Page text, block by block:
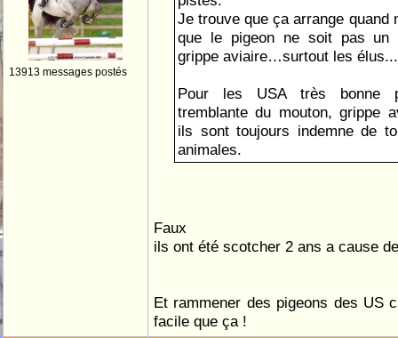
13913 messages postés
Je trouve que ça arrange quand
que le pigeon ne soit pas un
grippe aviaire…surtout les
Pour les USA très bonne
tremblante du mouton, grippe
ils sont toujours indemne de
animales.
Faux
ils ont été scotcher 2 ans a cause
Et rammener des pigeons des US
facile que ça !